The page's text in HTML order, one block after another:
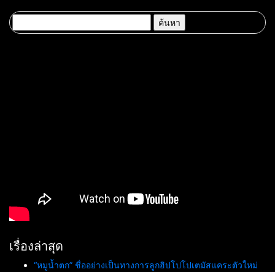
65 – 21 พ.ย. 65
สำหรับ:
เรื่องล่าสุด
“หมูน้ำตก” ชื่ออย่างเป็นทางการลูกฮิปโปโปเตมัสแคระตัวใหม่